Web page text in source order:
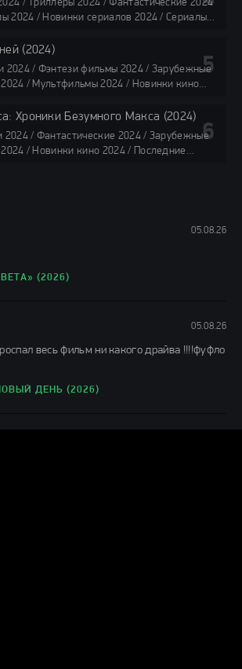
/ Триллеры 2024 / Фантастические 2024
2024 / Новинки сериалов 2024 / Сериалы
в озвучке LostFilm / Сериалы в озвучке
Studio / Смотреть фильмы онлайн
по 45 мин.
(2024)
2024 / Фэнтези фильмы 2024 / Зарубежные
/ Мультфильмы 2024 / Новинки кино
2024 / Популярные фильмы / Смотреть
Хроники Безумного Макса (2024)
2024 / Фантастические 2024 / Зарубежные
/ Новинки кино 2024 / Последние
05.08.26
(2026)
05.08.26
весь фильм ни какого драйва !!!!фуфло
ДЕНЬ (2026)